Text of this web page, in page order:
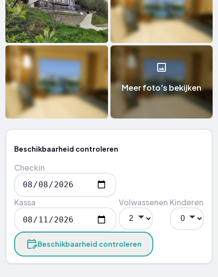
Meer foto's bekijken
Beschikbaarheid controleren
Checkin
Kassa Volwassenen Kinderen
Beschikbaarheid controleren